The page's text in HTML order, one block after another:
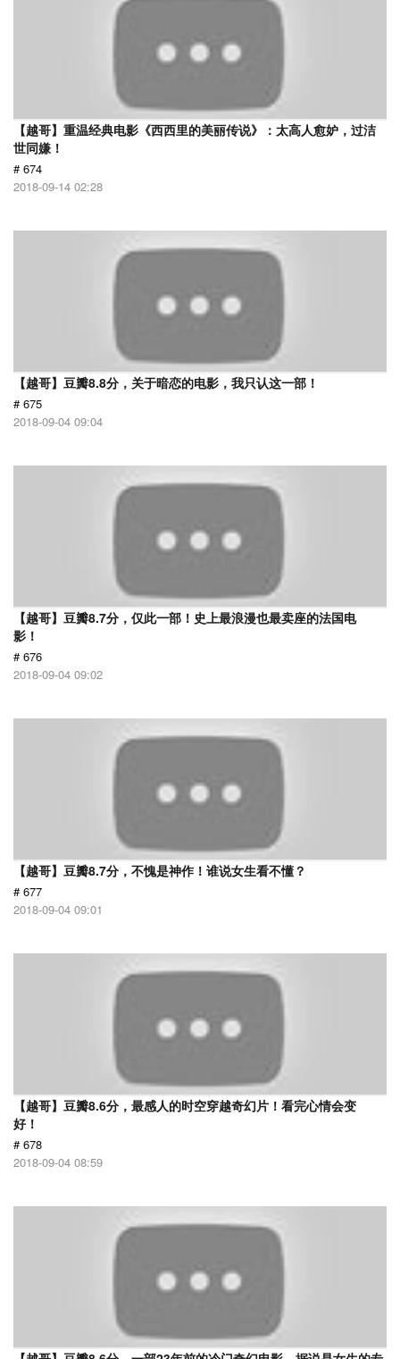
【越哥】重温经典电影《西西里的美丽传说》：太高人愈妒，过洁
世同嫌！
# 674
2018-09-14 02:28
【越哥】豆瓣8.8分，关于暗恋的电影，我只认这一部！
# 675
2018-09-04 09:04
【越哥】豆瓣8.7分，仅此一部！史上最浪漫也最卖座的法国电
影！
# 676
2018-09-04 09:02
【越哥】豆瓣8.7分，不愧是神作！谁说女生看不懂？
# 677
2018-09-04 09:01
【越哥】豆瓣8.6分，最感人的时空穿越奇幻片！看完心情会变
好！
# 678
2018-09-04 08:59